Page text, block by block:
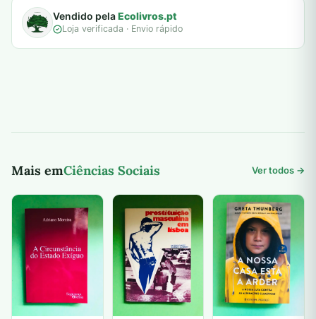
Vendido pelaEcolivros.pt
Loja verificada · Envio rápido
Mais emCiências Sociais Ver todos →